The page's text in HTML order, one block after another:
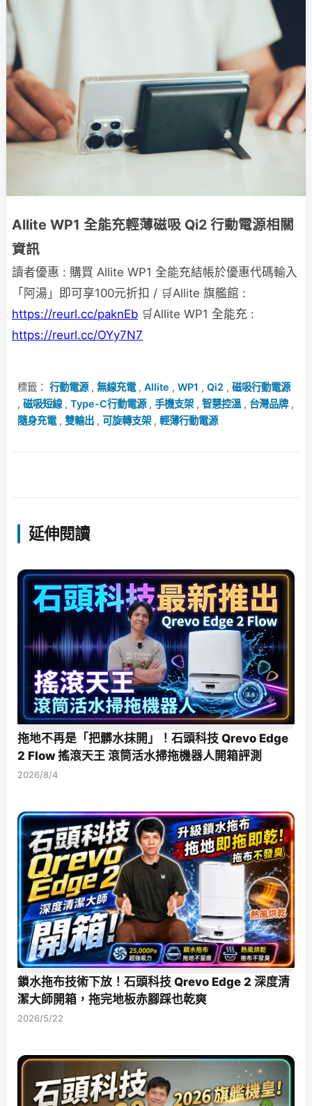
Allite WP1 全能充輕薄磁吸 Qi2 行動電源相關
資訊
讀者優惠 : 購買 Allite WP1 全能充結帳於優惠代碼輸入
「阿湯」即可享100元折扣 / 🛒Allite 旗艦館 :
https://reurl.cc/paknEb 🛒Allite WP1 全能充 :
https://reurl.cc/OYy7N7
標籤： 行動電源, 無線充電 , Allite , WP1 , Qi2 , 磁吸行動電源
, 磁吸短線 , Type-C行動電源, 手機支架 , 智慧控溫 , 台灣品牌,
隨身充電 , 雙輸出 , 可旋轉支架 , 輕薄行動電源
延伸閱讀
拖地不再是「把髒水抹開」！石頭科技 Qrevo Edge
2 Flow 搖滾天王 滾筒活水掃拖機器人開箱評測
2026/8/4
鎖水拖布技術下放！石頭科技 Qrevo Edge 2 深度清
潔大師開箱，拖完地板赤腳踩也乾爽
2026/5/22